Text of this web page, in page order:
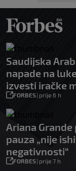
Saudijska
napade na
izvesti iračke
FORBES| prije 6 h
Ariana
pauza „nije
negativnosti“
FORBES| prije 7 h